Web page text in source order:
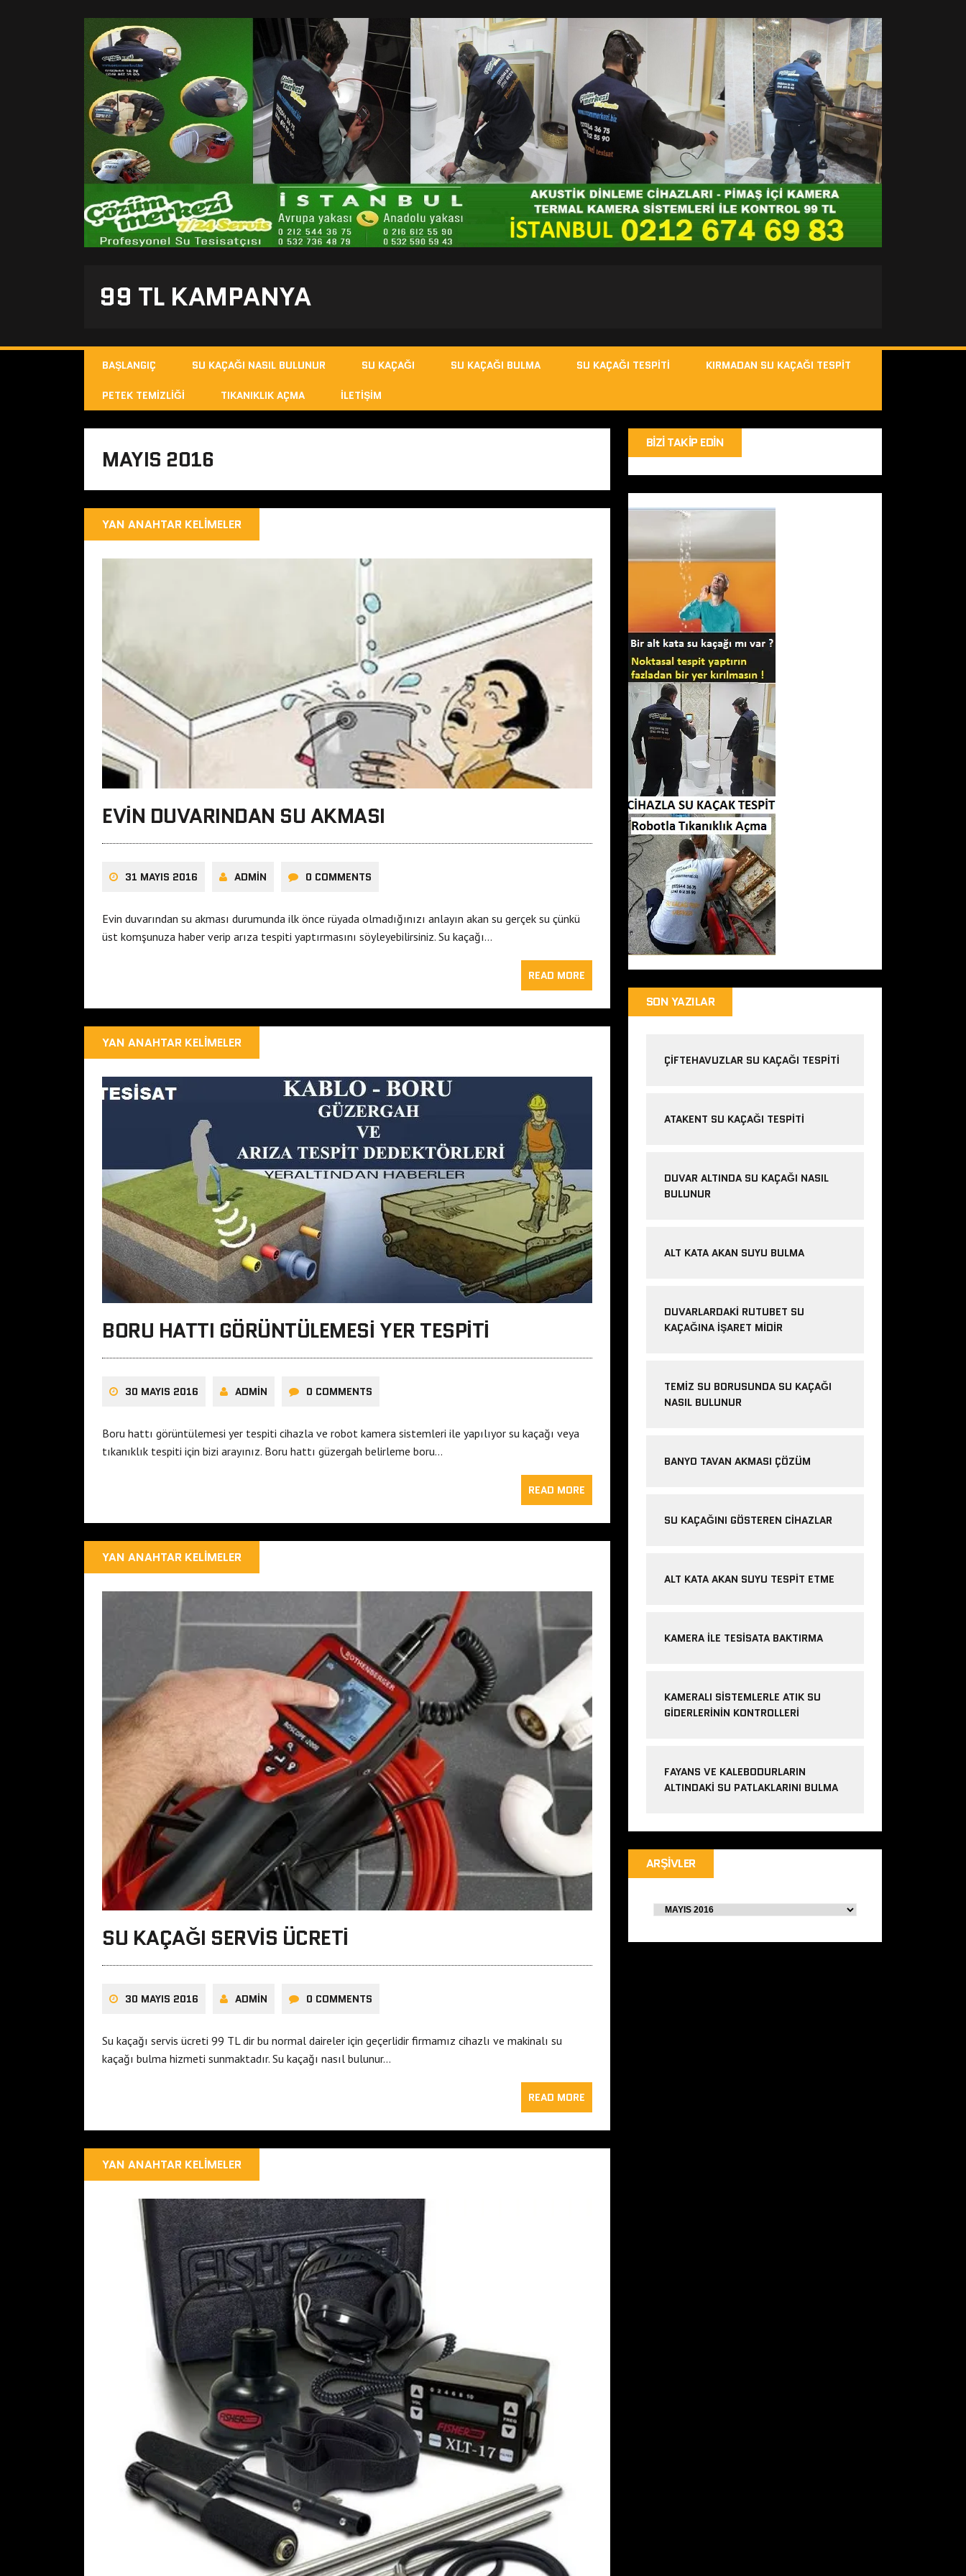
99 TL KAMPANYA
BAŞLANGIÇ SU KAÇAĞI NASIL BULUNUR SU KAÇAĞI SU KAÇAĞI BULMA SU KAÇAĞI TESPITI KIRMADAN SU KAÇAĞI TESPIT
PETEK TEMIZLIĞI TIKANIKLIK AÇMA İLETIŞIM
MAYIS 2016
YAN ANAHTAR KELIMELER
EVIN DUVARINDAN SU AKMASI
31 MAYIS 2016 ADMIN 0 COMMENTS
Evin duvarından su akması durumunda ilk önce rüyada olmadığınızı anlayın akan su gerçek su çünkü
üst komşunuza haber verip arıza tespiti yaptırmasını söyleyebilirsiniz. Su kaçağı…
READ MORE
YAN ANAHTAR KELIMELER
BORU HATTI GÖRÜNTÜLEMESI YER TESPITI
30 MAYIS 2016 ADMIN 0 COMMENTS
Boru hattı görüntülemesi yer tespiti cihazla ve robot kamera sistemleri ile yapılıyor su kaçağı veya
tıkanıklık tespiti için bizi arayınız. Boru hattı güzergah belirleme boru…
READ MORE
YAN ANAHTAR KELIMELER
SU KAÇAĞI SERVIS ÜCRETI
30 MAYIS 2016 ADMIN 0 COMMENTS
Su kaçağı servis ücreti 99 TL dir bu normal daireler için geçerlidir firmamız cihazlı ve makinalı su
kaçağı bulma hizmeti sunmaktadır. Su kaçağı nasıl bulunur…
READ MORE
YAN ANAHTAR KELIMELER
BIZI TAKIP EDIN
SON YAZILAR
ÇIFTEHAVUZLAR SU KAÇAĞI TESPITI
ATAKENT SU KAÇAĞI TESPITI
DUVAR ALTINDA SU KAÇAĞI NASIL
BULUNUR
ALT KATA AKAN SUYU BULMA
DUVARLARDAKI RUTUBET SU
KAÇAĞINA İŞARET MIDIR
TEMIZ SU BORUSUNDA SU KAÇAĞI
NASIL BULUNUR
BANYO TAVAN AKMASI ÇÖZÜM
SU KAÇAĞINI GÖSTEREN CIHAZLAR
ALT KATA AKAN SUYU TESPIT ETME
KAMERA ILE TESISATA BAKTIRMA
KAMERALI SISTEMLERLE ATIK SU
GIDERLERININ KONTROLLERI
FAYANS VE KALEBODURLARIN
ALTINDAKI SU PATLAKLARINI BULMA
ARŞIVLER